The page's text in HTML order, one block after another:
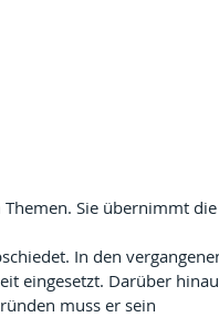
Sie übernimmt die
In den
eingesetzt. Darüber
muss er sein